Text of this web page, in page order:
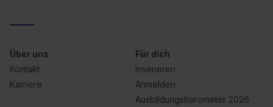
Über uns
Kontakt
Karriere
Für dich
Inserieren
Anmelden
Ausbildungsbarometer 2026